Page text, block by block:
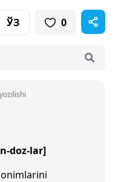
ЎЗ 0
doz-lar]